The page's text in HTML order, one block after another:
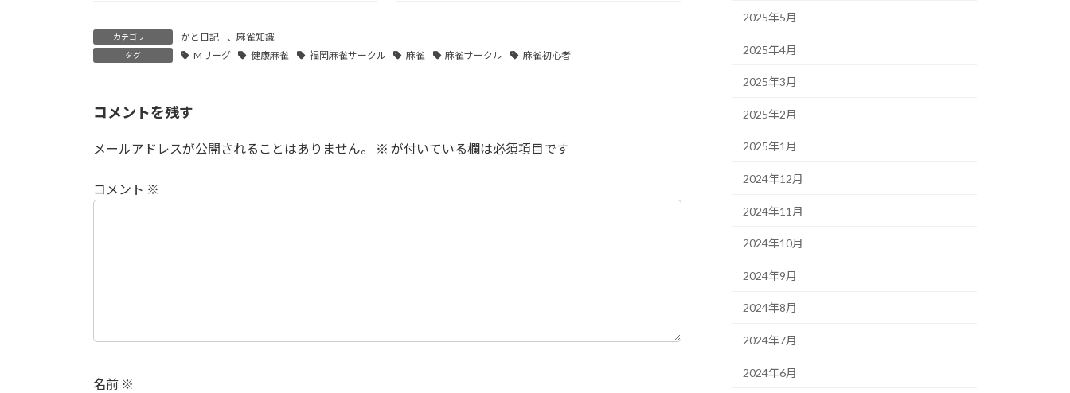
カテゴリー かと日記 、 麻雀知識
タグ Mリーグ 健康麻雀 福岡麻雀サークル 麻雀 麻雀サークル 麻雀初心者
コメントを残す
メールアドレスが公開されることはありません。 ※ が付いている欄は必須項目です
コメント ※
名前 ※
2025年5月
2025年4月
2025年3月
2025年2月
2025年1月
2024年12月
2024年11月
2024年10月
2024年9月
2024年8月
2024年7月
2024年6月